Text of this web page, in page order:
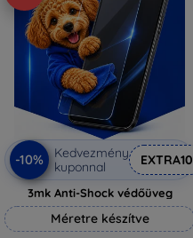
-10%
Kedvezmény
kuponnal
EXTRA10
3mk Anti-Shock védőüveg
Méretre készítve